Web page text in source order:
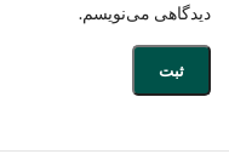
دیدگاهی می‌نویسم.